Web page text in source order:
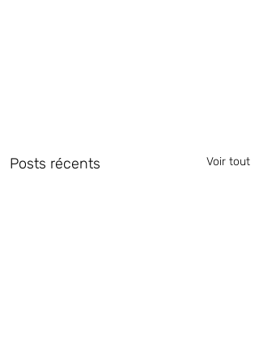
Posts récents Voir tout